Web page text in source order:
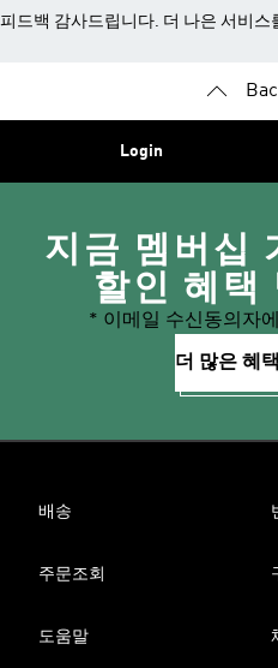
피드백 감사드립니다. 더 나은 서비스
Login
지금 멤버십
할인 혜택
* 이메일 수신동의자
더 많은 혜
배송
주문조회
도움말